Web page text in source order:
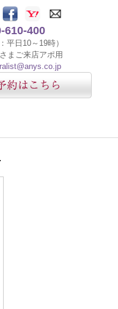
610-400
平日10～19時）
まご来店アポ用